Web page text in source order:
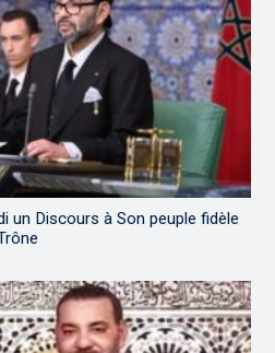
un Discours à Son peuple fidèle